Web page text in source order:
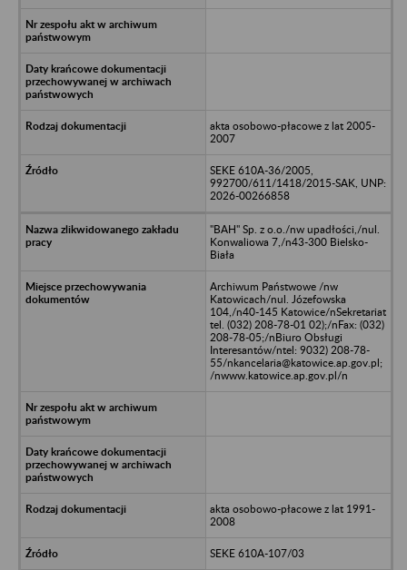
akta osobowo-płacowe z lat 2005-
2007
SEKE 610A-36/2005,
992700/611/1418/2015-SAK, UNP:
2026-00266858
"BAH" Sp. z o.o./nw upadłości,/nul.
Konwaliowa 7,/n43-300 Bielsko-
Biała
Archiwum Państwowe /nw
Katowicach/nul. Józefowska
104,/n40-145 Katowice/nSekretariat
tel. (032) 208-78-01 02);/nFax: (032)
208-78-05;/nBiuro Obsługi
Interesantów/ntel: 9032) 208-78-
55/nkancelaria@katowice.ap.gov.pl;
/nwww.katowice.ap.gov.pl/n
akta osobowo-płacowe z lat 1991-
2008
SEKE 610A-107/03